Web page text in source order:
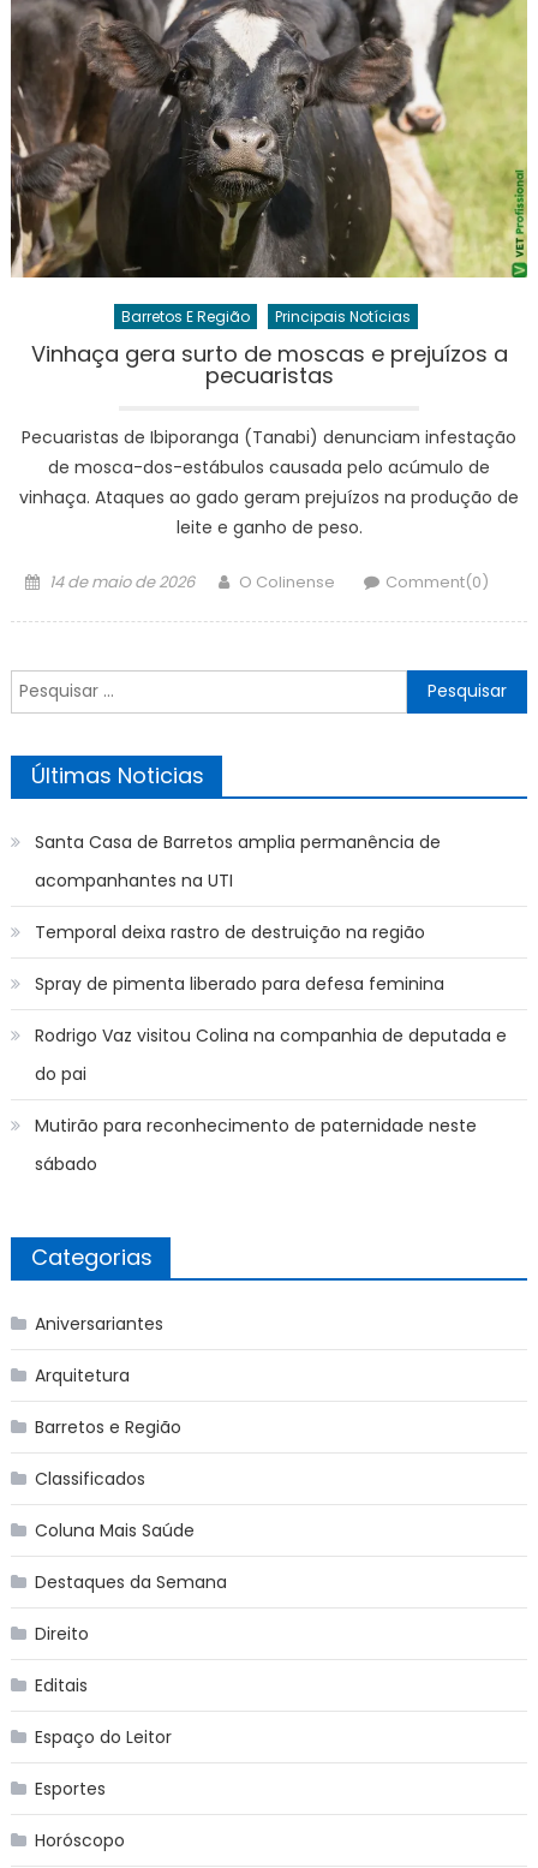
Barretos E Região Principais Notícias
Vinhaça gera surto de moscas e prejuízos a
pecuaristas
Pecuaristas de Ibiporanga (Tanabi) denunciam infestação
de mosca-dos-estábulos causada pelo acúmulo de
vinhaça. Ataques ao gado geram prejuízos na produção de
leite e ganho de peso.
Posted
14 de maio de 2026 Author
O Colinense Comment(0)
Pesquisar
por:
Últimas Noticias
Santa Casa de Barretos amplia permanência de
acompanhantes na UTI
Temporal deixa rastro de destruição na região
Spray de pimenta liberado para defesa feminina
Rodrigo Vaz visitou Colina na companhia de deputada e
do pai
Mutirão para reconhecimento de paternidade neste
sábado
Categorias
Aniversariantes
Arquitetura
Barretos e Região
Classificados
Coluna Mais Saúde
Destaques da Semana
Direito
Editais
Espaço do Leitor
Esportes
Horóscopo